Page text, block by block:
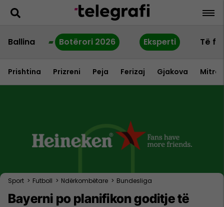
Ballina Botërori 2026 Eksperti Të
Prishtina Prizreni Peja Ferizaj Gjakova
Sport > Futboll > Ndërkombëtare > Bundesliga
Bayerni po planifikon goditje të